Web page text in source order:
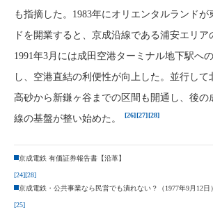
も指摘した。1983年にオリエンタルランドが
ドを開業すると、京成沿線である浦安エリア
1991年3月には成田空港ターミナル地下駅へ
し、空港直結の利便性が向上した。並行し
高砂から新鎌ヶ谷までの区間も開通し、後の
線の基盤が整い始めた。
[26][27][28]
京成電鉄 有価証券報告書【沿革】
[24][28]
京成電鉄・公共事業なら民営でも潰れない？（1977年9月12日）
[25]